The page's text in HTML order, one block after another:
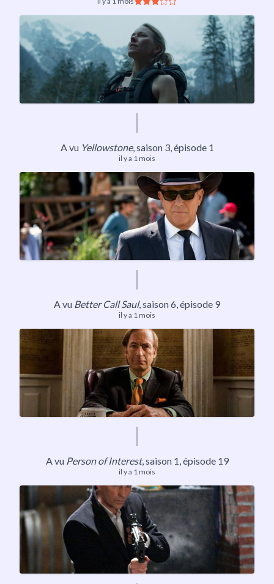
A vu Yellowstone,saison 3, épisode 1
il y a 1 mois
A vu Better Call Saul,saison 6, épisode 9
il y a 1 mois
A vu Person of Interest,saison 1, épisode 19
il y a 1 mois